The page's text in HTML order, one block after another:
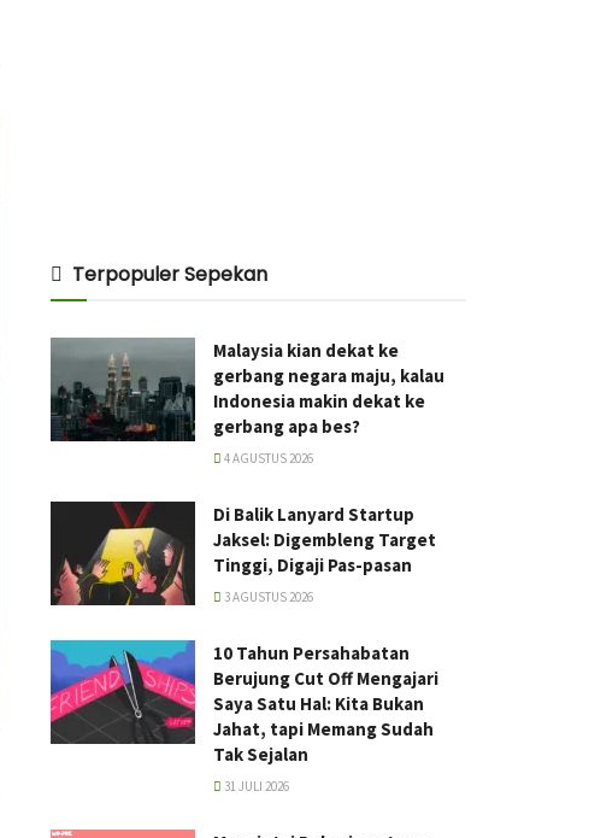
Terpopuler Sepekan
Malaysia kian dekat ke
gerbang negara maju, kalau
Indonesia makin dekat ke
gerbang apa bes?
4 AGUSTUS 2026
Di Balik Lanyard Startup
Jaksel: Digembleng Target
Tinggi, Digaji Pas-pasan
3 AGUSTUS 2026
10 Tahun Persahabatan
Berujung Cut Off Mengajari
Saya Satu Hal: Kita Bukan
Jahat, tapi Memang Sudah
Tak Sejalan
31 JULI 2026